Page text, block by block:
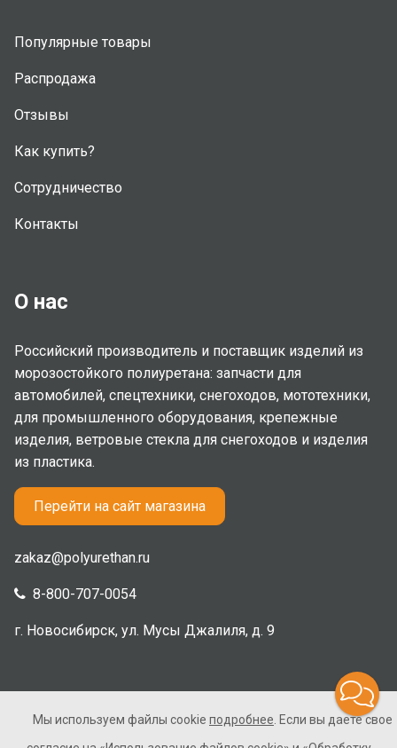
Популярные товары
Распродажа
Отзывы
Как купить?
Сотрудничество
Контакты
О нас
Российский производитель и поставщик изделий из
морозостойкого полиуретана: запчасти для
автомобилей, спецтехники, снегоходов, мототехники,
для промышленного оборудования, крепежные
изделия, ветровые стекла для снегоходов и изделия
из пластика.
Перейти на сайт магазина
zakaz@polyurethan.ru
8-800-707-0054
г. Новосибирск, ул. Мусы Джалиля, д. 9
2005-2026 © Полиуретан. Все права защищены. Не
Мы используем файлы cookie подробнее . Если вы даете свое